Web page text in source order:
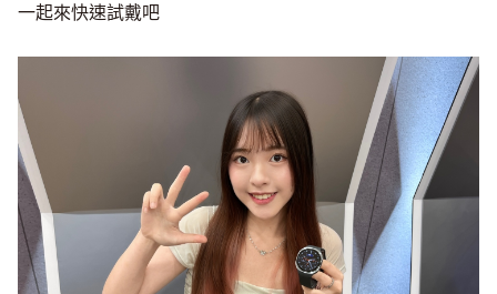
一起來快速試戴吧